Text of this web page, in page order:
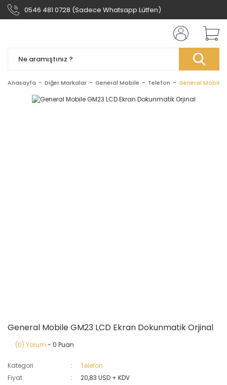
0546 481 0728 (Sadece Whatsapp Lütfen)
Anasayfa Diğer Markalar General Mobile Telefon General Mobile
General Mobile GM23 LCD Ekran Dokunmatik Orjinal
(0) Yorum - 0 Puan
Kategori
Telefon
Fiyat
20,83 USD + KDV